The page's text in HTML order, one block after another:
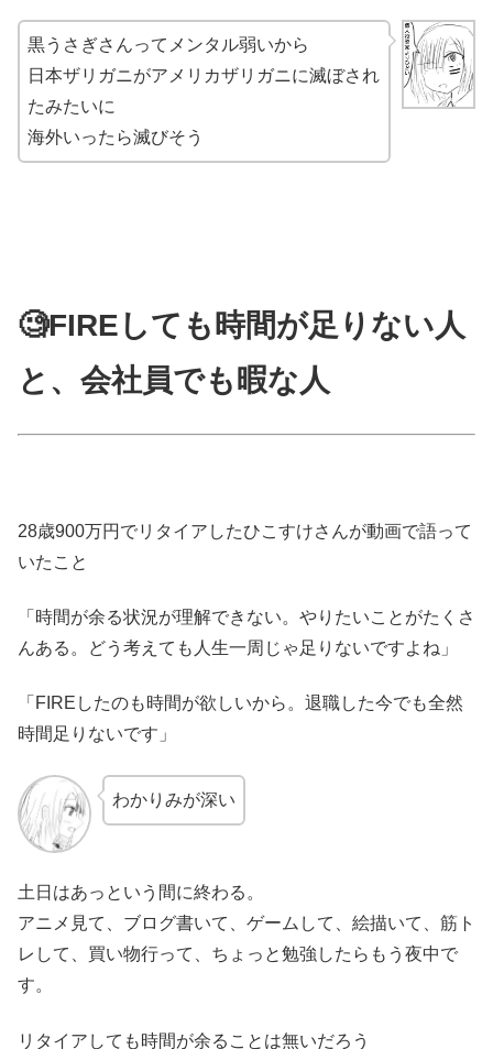
黒うさぎさんってメンタル弱いから
日本ザリガニがアメリカザリガニに滅ぼされ
たみたいに
海外いったら滅びそう
🧐FIREしても時間が足りない人
と、会社員でも暇な人
28歳900万円でリタイアしたひこすけさんが動画で語って
いたこと
「時間が余る状況が理解できない。やりたいことがたくさ
んある。どう考えても人生一周じゃ足りないですよね」
「FIREしたのも時間が欲しいから。退職した今でも全然
時間足りないです」
わかりみが深い
土日はあっという間に終わる。
アニメ見て、ブログ書いて、ゲームして、絵描いて、筋ト
レして、買い物行って、ちょっと勉強したらもう夜中で
す。
リタイアしても時間が余ることは無いだろう